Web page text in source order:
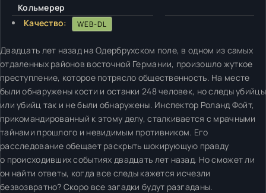
Кольмерер
Качество: WEB-DL
Двадцать лет назад на Одербрухском поле, в одном из самых
отдаленных районов восточной Германии, произошло жуткое
преступление, которое потрясло общественность. На месте
были обнаружены кости и останки 248 человек, но следы убийцы
или убийц так и не были обнаружены. Инспектор Роланд Фойт,
прикомандированный к этому делу, сталкивается с мрачными
тайнами прошлого и невидимым противником. Его
расследование обещает раскрыть шокирующую правду
о происходивших событиях двадцать лет назад. Но сможет ли
он найти ответы, когда все следы кажется исчезли
безвозвратно? Скоро все загадки будут разгаданы.